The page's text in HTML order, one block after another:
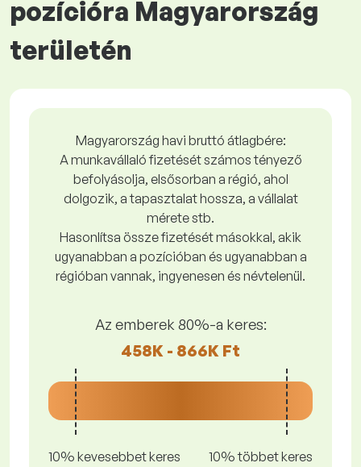
pozícióra Magyarország
területén
Magyarország havi bruttó átlagbére:
A munkavállaló fizetését számos tényező
befolyásolja, elsősorban a régió, ahol
dolgozik, a tapasztalat hossza, a vállalat
mérete stb.
Hasonlítsa össze fizetését másokkal, akik
ugyanabban a pozícióban és ugyanabban a
régióban vannak, ingyenesen és névtelenül.
Az emberek 80%-a keres:
458K - 866K Ft
10% kevesebbet keres
10% többet keres